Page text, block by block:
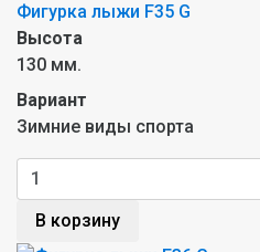
Фигурка лыжи F35 G
Высота
130 мм.
Вариант
Зимние виды спорта
В корзину